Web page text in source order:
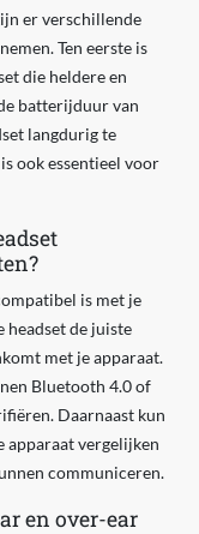
er verschillende
Ten eerste is
die heldere en
batterijduur van
langdurig te
ook essentieel voor
is met je
headset de juiste
met je apparaat.
Bluetooth 4.0 of
Daarnaast kun
apparaat vergelijken
communiceren.
en over-ear